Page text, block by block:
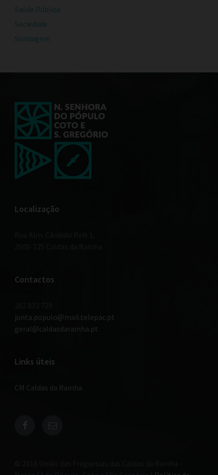
Saúde Pública
Sociedade
Sondagem
Localização
Contactos
junta.populo@mail.telepac.pt
geral@caldasdarainha.pt
Links úteis
CM Caldas da Rainha